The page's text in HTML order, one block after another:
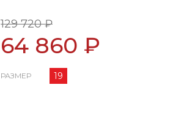
129 720 ₽
64 860 ₽
РАЗМЕР 19